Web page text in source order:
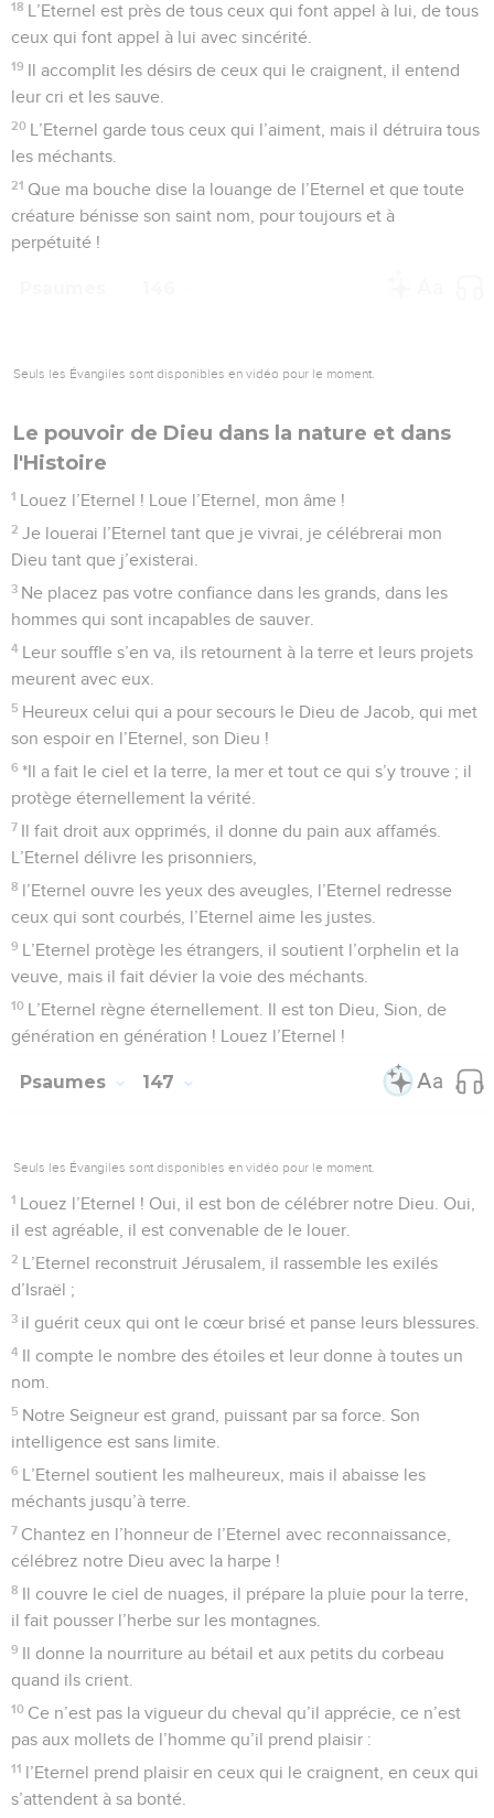
18 L’Eternel est près de tous ceux qui font appel à lui, de tous
ceux qui font appel à lui avec sincérité.
19 Il accomplit les désirs de ceux qui le craignent, il entend
leur cri et les sauve.
20 L’Eternel garde tous ceux qui l’aiment, mais il détruira tous
les méchants.
21 Que ma bouche dise la louange de l’Eternel et que toute
créature bénisse son saint nom, pour toujours et à
perpétuité !
Seuls les Évangiles sont disponibles en vidéo pour le moment.
Le pouvoir de Dieu dans la nature et dans
l'Histoire
1 Louez l’Eternel ! Loue l’Eternel, mon âme !
2 Je louerai l’Eternel tant que je vivrai, je célébrerai mon
Dieu tant que j’existerai.
3 Ne placez pas votre confiance dans les grands, dans les
hommes qui sont incapables de sauver.
4 Leur souffle s’en va, ils retournent à la terre et leurs projets
meurent avec eux.
5 Heureux celui qui a pour secours le Dieu de Jacob, qui met
son espoir en l’Eternel, son Dieu !
6 *Il a fait le ciel et la terre, la mer et tout ce qui s’y trouve ; il
protège éternellement la vérité.
7 Il fait droit aux opprimés, il donne du pain aux affamés.
L’Eternel délivre les prisonniers,
8 l’Eternel ouvre les yeux des aveugles, l’Eternel redresse
ceux qui sont courbés, l’Eternel aime les justes.
9 L’Eternel protège les étrangers, il soutient l’orphelin et la
veuve, mais il fait dévier la voie des méchants.
10 L’Eternel règne éternellement. Il est ton Dieu, Sion, de
génération en génération ! Louez l’Eternel !
Psaumes 147
Seuls les Évangiles sont disponibles en vidéo pour le moment.
1 Louez l’Eternel ! Oui, il est bon de célébrer notre Dieu. Oui,
il est agréable, il est convenable de le louer.
2 L’Eternel reconstruit Jérusalem, il rassemble les exilés
d’Israël ;
3 il guérit ceux qui ont le cœur brisé et panse leurs blessures.
4 Il compte le nombre des étoiles et leur donne à toutes un
nom.
5 Notre Seigneur est grand, puissant par sa force. Son
intelligence est sans limite.
6 L’Eternel soutient les malheureux, mais il abaisse les
méchants jusqu’à terre.
7 Chantez en l’honneur de l’Eternel avec reconnaissance,
célébrez notre Dieu avec la harpe !
8 Il couvre le ciel de nuages, il prépare la pluie pour la terre,
il fait pousser l’herbe sur les montagnes.
9 Il donne la nourriture au bétail et aux petits du corbeau
quand ils crient.
10 Ce n’est pas la vigueur du cheval qu’il apprécie, ce n’est
pas aux mollets de l’homme qu’il prend plaisir :
11 l’Eternel prend plaisir en ceux qui le craignent, en ceux qui
s’attendent à sa bonté.